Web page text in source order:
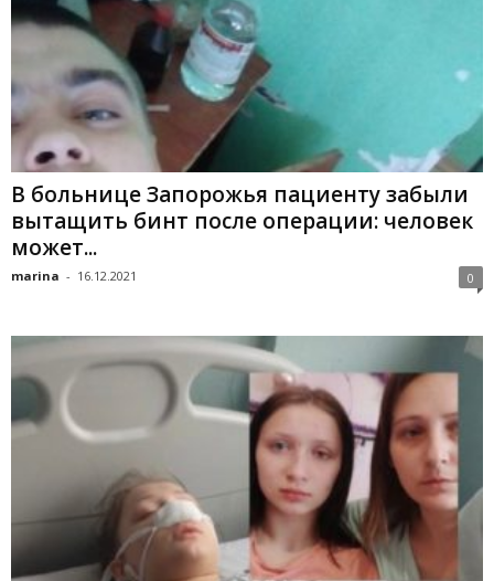
В больнице Запорожья пациенту забыли
вытащить бинт после операции: человек
может...
marina - 16.12.2021 0